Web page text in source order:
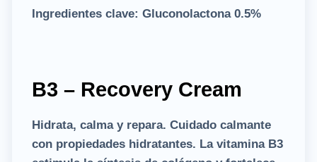
Ingredientes clave: Gluconolactona 0.5%
B3 – Recovery Cream
Hidrata, calma y repara. Cuidado calmante
con propiedades hidratantes. La vitamina B3